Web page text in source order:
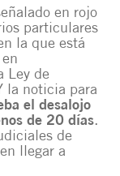
en rojo
particulares
la que está
Ley de
la noticia para
el desalojo
de 20 días.
de
llegar a